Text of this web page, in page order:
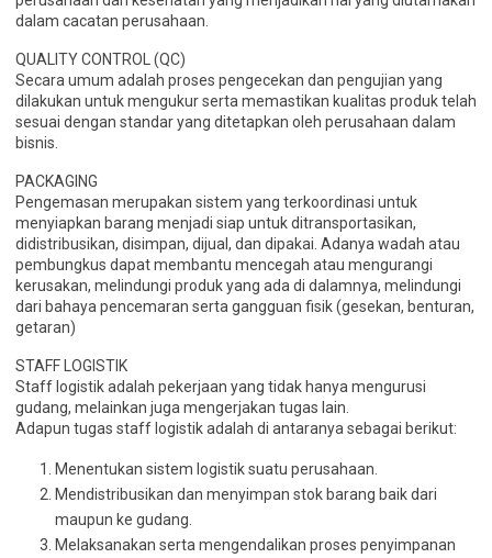
dalam cacatan perusahaan.
QUALITY CONTROL (QC)
Secara umum adalah proses pengecekan dan pengujian yang
dilakukan untuk mengukur serta memastikan kualitas produk telah
sesuai dengan standar yang ditetapkan oleh perusahaan dalam
bisnis.
PACKAGING
Pengemasan merupakan sistem yang terkoordinasi untuk
menyiapkan barang menjadi siap untuk ditransportasikan,
didistribusikan, disimpan, dijual, dan dipakai. Adanya wadah atau
pembungkus dapat membantu mencegah atau mengurangi
kerusakan, melindungi produk yang ada di dalamnya, melindungi
dari bahaya pencemaran serta gangguan fisik (gesekan, benturan,
getaran)
STAFF LOGISTIK
Staff logistik adalah pekerjaan yang tidak hanya mengurusi
gudang, melainkan juga mengerjakan tugas lain.
Adapun tugas staff logistik adalah di antaranya sebagai berikut:
Menentukan sistem logistik suatu perusahaan.
Mendistribusikan dan menyimpan stok barang baik dari
maupun ke gudang.
Melaksanakan serta mengendalikan proses penyimpanan